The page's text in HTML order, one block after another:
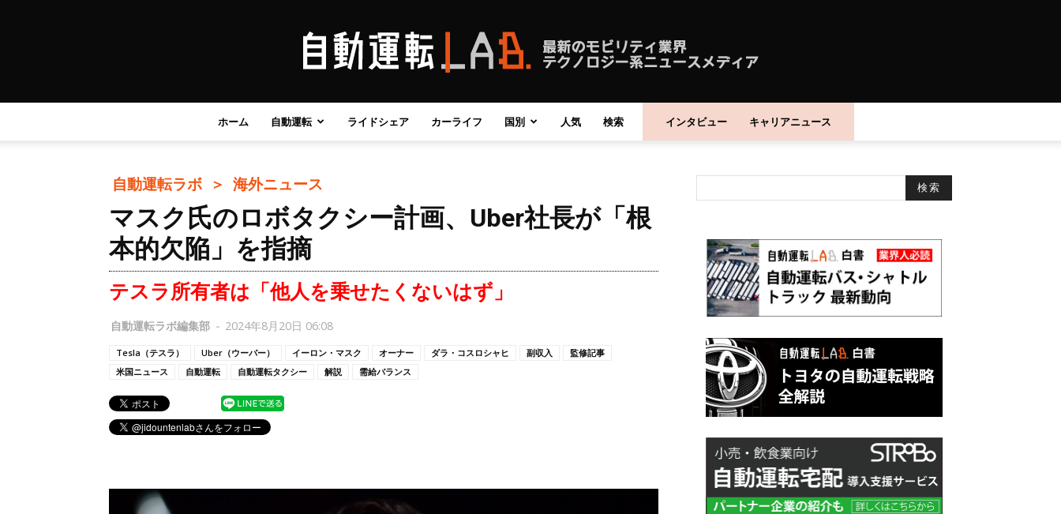
自
動
ホーム 自動運転 ライドシェア カーライフ 国別 人気 検索 インタビュー キャリアニュース
自動運転ラボ ＞ 海外ニュース
マスク氏のロボタクシー計画、Uber社長が「根
本的欠陥」を指摘
テスラ所有者は「他人を乗せたくないはず」
自動運転ラボ編集部 - 2024年8月20日 06:08
Tesla（テスラ） Uber（ウーバー） イーロン・マスク オーナー ダラ・コスロシャヒ 副収入
監修記事
米国ニュース
自動運転 自動運転タクシー 解説 需給バランス